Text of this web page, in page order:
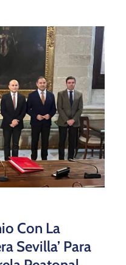
Con La
Sevilla’ Para